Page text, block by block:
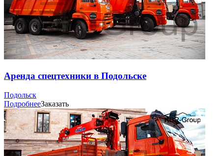
Аренда спецтехники в Подольске
Подольск
ПодробнееЗаказать